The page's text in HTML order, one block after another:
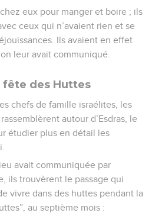
eux pour manger et boire ; ils
ceux qui n’avaient rien et se
Ils avaient en effet
leur avait communiqué.
fête des Huttes
chefs de famille israélites, les
autour d’Esdras, le
étudier plus en détail les
avait communiquée par
ils trouvèrent le passage qui
vivre dans des huttes pendant la
au septième mois :